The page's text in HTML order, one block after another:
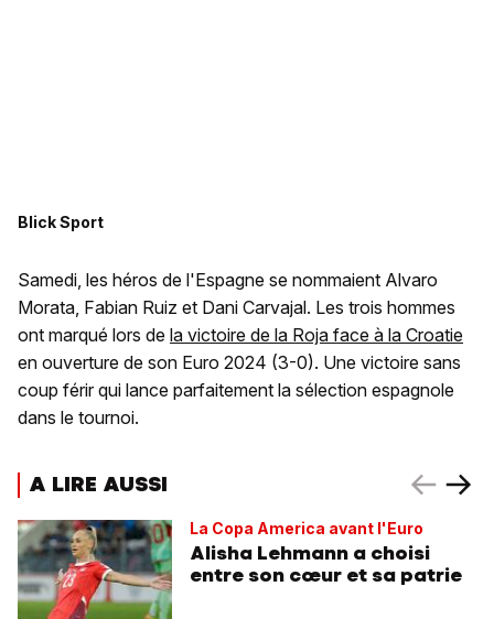
Blick Sport
Samedi, les héros de l'Espagne se nommaient Alvaro
Morata, Fabian Ruiz et Dani Carvajal. Les trois hommes
ont marqué lors de la victoire de la Roja face à la Croatie
en ouverture de son Euro 2024 (3-0). Une victoire sans
coup férir qui lance parfaitement la sélection espagnole
dans le tournoi.
A LIRE AUSSI
La Copa America avant l'Euro
Alisha Lehmann a choisi
entre son cœur et sa patrie